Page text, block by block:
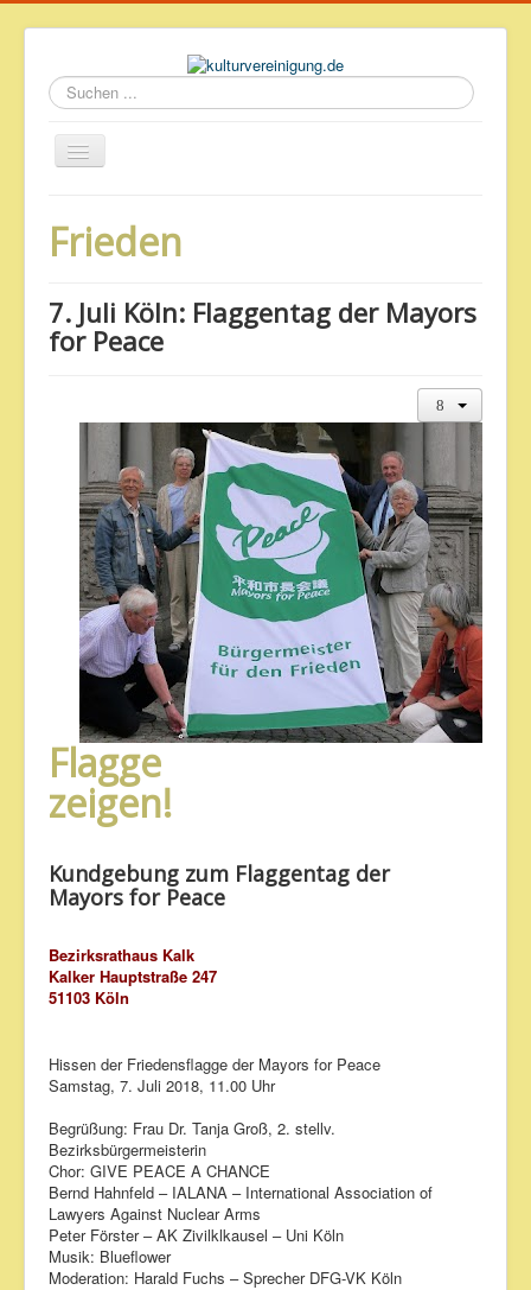
Suchen
...
Geschichte des Volkshauses
Impressum & Datenschutz
Frieden
7. Juli Köln: Flaggentag der Mayors
for Peace
Flagge
zeigen!
Kundgebung zum Flaggentag der
Mayors for Peace
Bezirksrathaus Kalk
Kalker Hauptstraße 247
51103 Köln
Hissen der Friedensflagge der Mayors for Peace
Samstag, 7. Juli 2018, 11.00 Uhr
Begrüßung: Frau Dr. Tanja Groß, 2. stellv.
Bezirksbürgermeisterin
Chor: GIVE PEACE A CHANCE
Bernd Hahnfeld – IALANA – International Association of
Lawyers Against Nuclear Arms
Peter Förster – AK Zivilklkausel – Uni Köln
Musik: Blueflower
Moderation: Harald Fuchs – Sprecher DFG-VK Köln